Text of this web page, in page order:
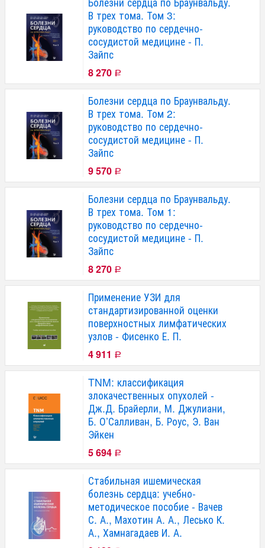
В трех тома. Том 3:
руководство по сердечно-
сосудистой медицине - П.
Зайпс
8 270 Р
Болезни сердца по Браунвальду.
В трех тома. Том 2:
руководство по сердечно-
сосудистой медицине - П.
Зайпс
9 570 Р
Болезни сердца по Браунвальду.
В трех тома. Том 1:
руководство по сердечно-
сосудистой медицине - П.
Зайпс
8 270 Р
Применение УЗИ для
стандартизированной оценки
поверхностных лимфатических
узлов - Фисенко Е. П.
4 911 Р
TNM: классификация
злокачественных опухолей -
Дж.Д. Брайерли, М. Джулиани,
Б. О’Салливан, Б. Роус, Э. Ван
Эйкен
5 694 Р
Стабильная ишемическая
болезнь сердца: учебно-
методическое пособие - Вачев
С. А., Махотин А. А., Лесько К.
А., Хамнагадаев И. А.